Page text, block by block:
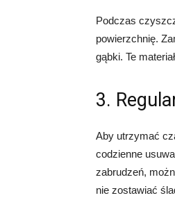
Podczas
powierzchnię.
gąbki. Te
3.
Aby utrzymać
codzienne
zabrudzeń,
nie zostawiać